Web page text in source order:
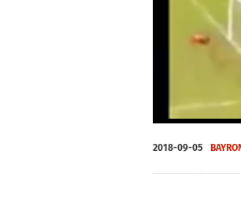
seconds
of
2018-09-05